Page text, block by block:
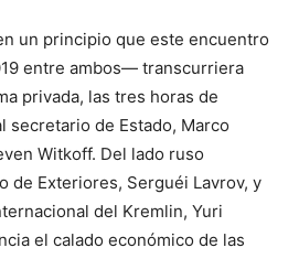
un principio que este encuentro
entre ambos— transcurriera
privada, las tres horas de
secretario de Estado, Marco
Witkoff. Del lado ruso
de Exteriores, Serguéi Lavrov, y
del Kremlin, Yuri
el calado económico de las